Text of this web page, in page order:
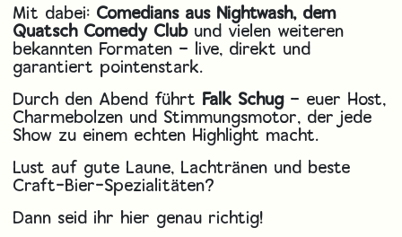
Mit dabei: Comedians aus Nightwash, dem
Quatsch Comedy Club und vielen weiteren
bekannten Formaten – live, direkt und
garantiert pointenstark.
Durch den Abend führt Falk Schug – euer Host,
Charmebolzen und Stimmungsmotor, der jede
Show zu einem echten Highlight macht.
Lust auf gute Laune, Lachtränen und beste
Craft-Bier-Spezialitäten?
Dann seid ihr hier genau richtig!